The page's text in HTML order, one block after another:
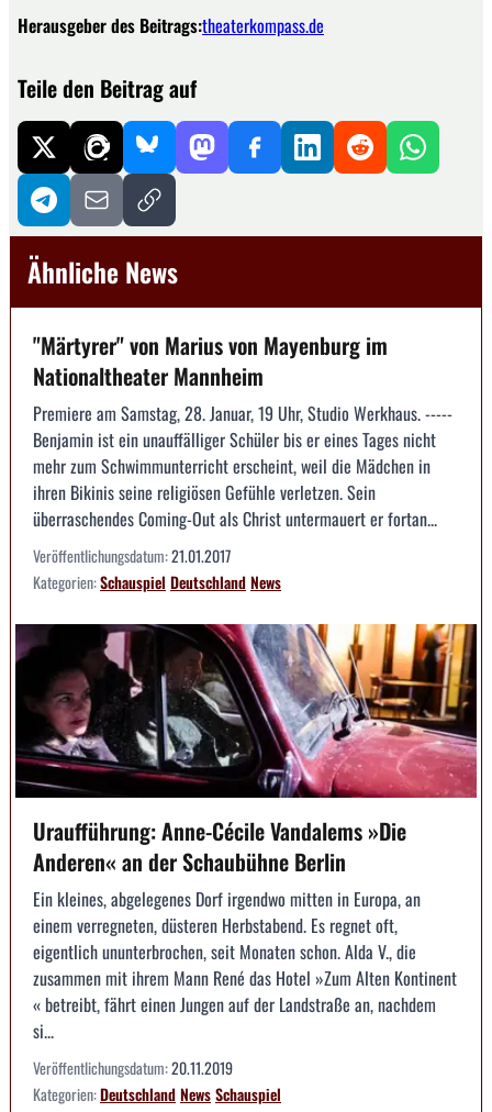
Herausgeber des Beitrags:theaterkompass.de
Teile den Beitrag auf
Ähnliche News
"Märtyrer" von Marius von Mayenburg im
Nationaltheater Mannheim
Premiere am Samstag, 28. Januar, 19 Uhr, Studio Werkhaus. -----
Benjamin ist ein unauffälliger Schüler bis er eines Tages nicht
mehr zum Schwimmunterricht erscheint, weil die Mädchen in
ihren Bikinis seine religiösen Gefühle verletzen. Sein
überraschendes Coming-Out als Christ untermauert er fortan...
Veröffentlichungsdatum:21.01.2017
Kategorien:Schauspiel DeutschlandNews
Uraufführung: Anne-Cécile Vandalems »Die
Anderen« an der Schaubühne Berlin
Ein kleines, abgelegenes Dorf irgendwo mitten in Europa, an
einem verregneten, düsteren Herbstabend. Es regnet oft,
eigentlich ununterbrochen, seit Monaten schon. Alda V., die
zusammen mit ihrem Mann René das Hotel »Zum Alten Kontinent
« betreibt, fährt einen Jungen auf der Landstraße an, nachdem
si...
Veröffentlichungsdatum:20.11.2019
Kategorien:DeutschlandNewsSchauspiel